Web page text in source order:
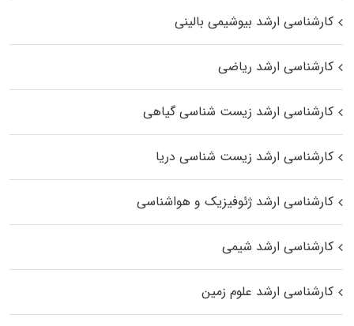
کارشناسی ارشد بیوشیمی بالینی
کارشناسی ارشد ریاضی
کارشناسی ارشد زیست‌ شناسی گیاهی
کارشناسی ارشد زیست‌ شناسی دریا
کارشناسی ارشد ژئوفیزیک و هواشناسی
کارشناسی ارشد شیمی
کارشناسی ارشد علوم زمین